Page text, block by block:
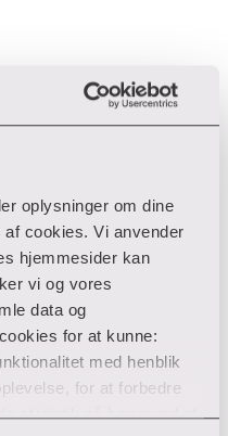
oplysninger om dine
cookies. Vi anvender
hjemmesider kan
vi og vores
data og
for at kunne:
med henblik
for at forbedre
statistik på baggrund af
resultat